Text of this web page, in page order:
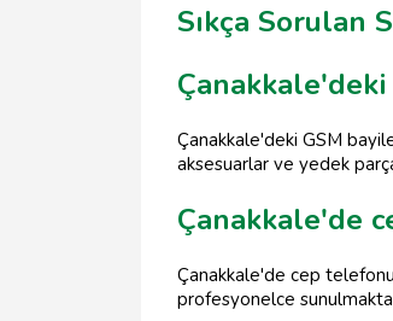
Sıkça Sorulan
Çanakkale'deki GSM
aksesuarlar ve yedek
Çanakkale'de
Çanakkale'de cep
profesyonelce